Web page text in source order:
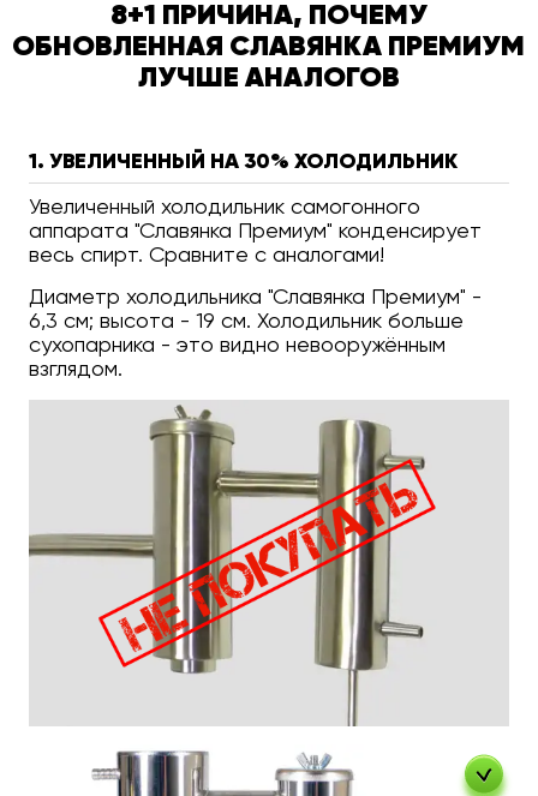
8+1 ПРИЧИНА, ПОЧЕМУ
ОБНОВЛЕННАЯ СЛАВЯНКА ПРЕМИУМ
ЛУЧШЕ АНАЛОГОВ
1. УВЕЛИЧЕННЫЙ НА 30% ХОЛОДИЛЬНИК
Увеличенный холодильник самогонного
аппарата "Славянка Премиум" конденсирует
весь спирт. Сравните с аналогами!
Диаметр холодильника "Славянка Премиум" -
6,3 см; высота - 19 см. Холодильник больше
сухопарника - это видно невооружённым
взглядом.